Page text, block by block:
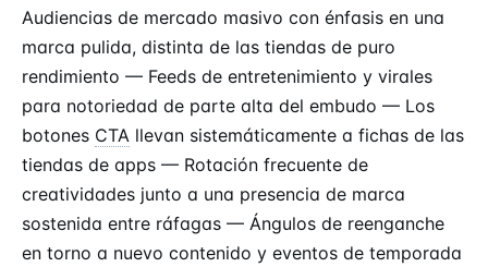
Audiencias de mercado masivo con énfasis en una
marca pulida, distinta de las tiendas de puro
rendimiento — Feeds de entretenimiento y virales
para notoriedad de parte alta del embudo — Los
botones CTA llevan sistemáticamente a fichas de las
tiendas de apps — Rotación frecuente de
creatividades junto a una presencia de marca
sostenida entre ráfagas — Ángulos de reenganche
en torno a nuevo contenido y eventos de temporada